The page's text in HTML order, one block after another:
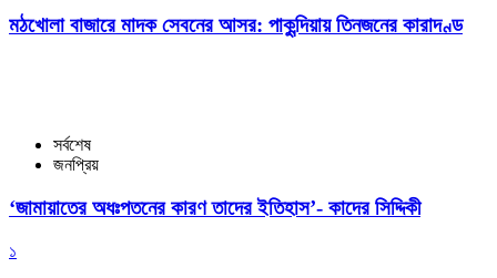
মঠখোলা বাজারে মাদক সেবনের আসর: পাকুন্দিয়ায় তিনজনের কারাদণ্ড
সর্বশেষ
জনপ্রিয়
‘জামায়াতের অধঃপতনের কারণ তাদের ইতিহাস’- কাদের সিদ্দিকী
১